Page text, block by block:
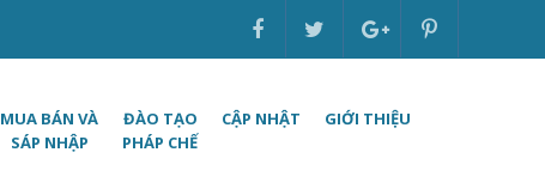
MUA BÁN VÀ
SÁP NHẬP
ĐÀO TẠO
PHÁP CHẾ
CẬP NHẬT GIỚI THIỆU